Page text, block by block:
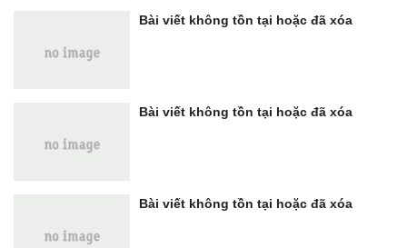
Bài viết không tồn tại hoặc đã xóa
Bài viết không tồn tại hoặc đã xóa
Bài viết không tồn tại hoặc đã xóa